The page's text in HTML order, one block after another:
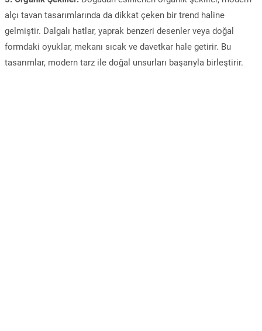
alçı tavan tasarımlarında da dikkat çeken bir trend haline
gelmiştir. Dalgalı hatlar, yaprak benzeri desenler veya doğal
formdaki oyuklar, mekanı sıcak ve davetkar hale getirir. Bu
tasarımlar, modern tarz ile doğal unsurları başarıyla birleştirir.